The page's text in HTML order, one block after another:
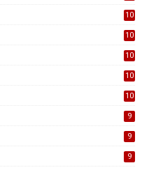
10
10
10
10
10
9
9
9